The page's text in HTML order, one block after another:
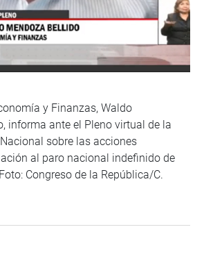
y Finanzas, Waldo
informa ante el Pleno virtual de la
sobre las acciones
al paro nacional indefinido de
Congreso de la República/C.